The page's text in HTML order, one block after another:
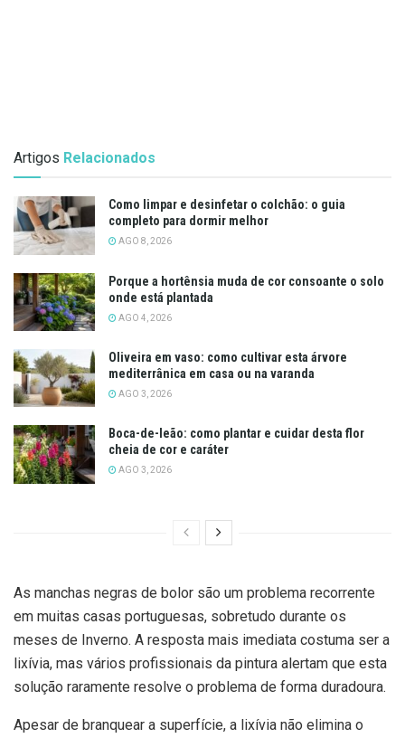
Artigos Relacionados
Como limpar e desinfetar o colchão: o guia
completo para dormir melhor
AGO 8, 2026
Porque a hortênsia muda de cor consoante o solo
onde está plantada
AGO 4, 2026
Oliveira em vaso: como cultivar esta árvore
mediterrânica em casa ou na varanda
AGO 3, 2026
Boca-de-leão: como plantar e cuidar desta flor
cheia de cor e caráter
AGO 3, 2026
As manchas negras de bolor são um problema recorrente
em muitas casas portuguesas, sobretudo durante os
meses de Inverno. A resposta mais imediata costuma ser a
lixívia, mas vários profissionais da pintura alertam que esta
solução raramente resolve o problema de forma duradoura.
Apesar de branquear a superfície, a lixívia não elimina o